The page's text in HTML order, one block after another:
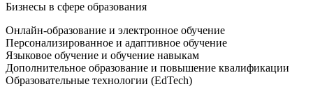
Бизнесы в сфере образования
Онлайн-образование и электронное обучение
Персонализированное и адаптивное обучение
Языковое обучение и обучение навыкам
Дополнительное образование и повышение квалификации
Образовательные технологии (EdTech)